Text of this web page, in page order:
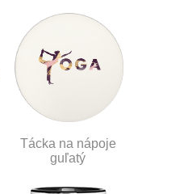
Tácka na nápoje
guľatý